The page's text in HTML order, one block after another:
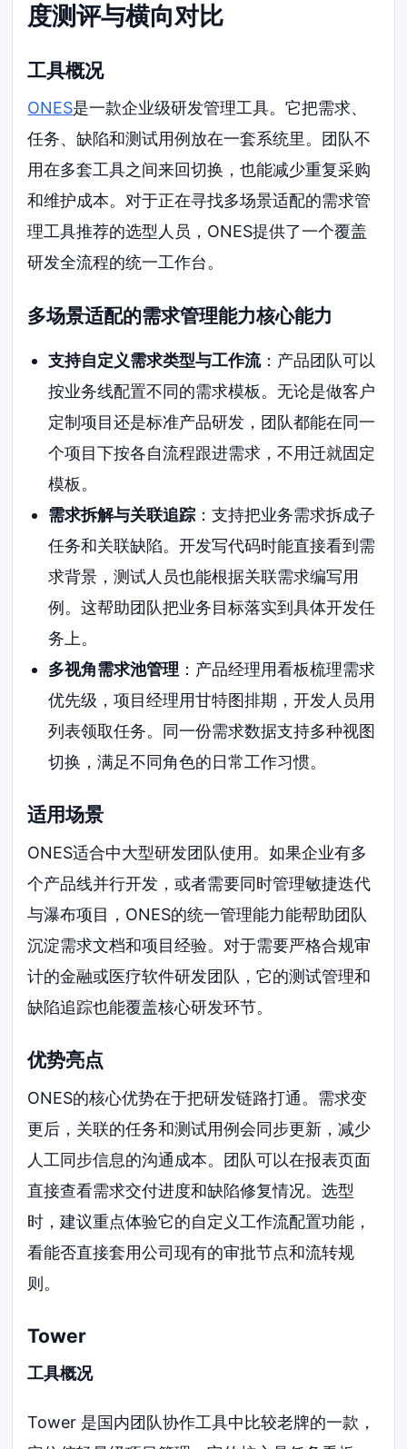
度测评与横向对比
工具概况
ONES是一款企业级研发管理工具。它把需求、
任务、缺陷和测试用例放在一套系统里。团队不
用在多套工具之间来回切换，也能减少重复采购
和维护成本。对于正在寻找多场景适配的需求管
理工具推荐的选型人员，ONES提供了一个覆盖
研发全流程的统一工作台。
多场景适配的需求管理能力核心能力
支持自定义需求类型与工作流：产品团队可以
按业务线配置不同的需求模板。无论是做客户
定制项目还是标准产品研发，团队都能在同一
个项目下按各自流程跟进需求，不用迁就固定
模板。
需求拆解与关联追踪：支持把业务需求拆成子
任务和关联缺陷。开发写代码时能直接看到需
求背景，测试人员也能根据关联需求编写用
例。这帮助团队把业务目标落实到具体开发任
务上。
多视角需求池管理 ：产品经理用看板梳理需求
优先级，项目经理用甘特图排期，开发人员用
列表领取任务。同一份需求数据支持多种视图
切换，满足不同角色的日常工作习惯。
适用场景
ONES适合中大型研发团队使用。如果企业有多
个产品线并行开发，或者需要同时管理敏捷迭代
与瀑布项目，ONES的统一管理能力能帮助团队
沉淀需求文档和项目经验。对于需要严格合规审
计的金融或医疗软件研发团队，它的测试管理和
缺陷追踪也能覆盖核心研发环节。
优势亮点
ONES的核心优势在于把研发链路打通。需求变
更后，关联的任务和测试用例会同步更新，减少
人工同步信息的沟通成本。团队可以在报表页面
直接查看需求交付进度和缺陷修复情况。选型
时，建议重点体验它的自定义工作流配置功能，
看能否直接套用公司现有的审批节点和流转规
则。
Tower
工具概况
Tower 是国内团队协作工具中比较老牌的一款，